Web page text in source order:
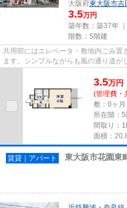
大阪府東大阪市吉
3.5万円
築年数：築37年
階数：5階建
共用部にはエレベータ・敷地内ごみ置
ます。シンプルながらも風の通り道が
ちらの物件はマンションです...
3.5万円
(管理費・
敷：0ヶ
所在階：
間取り：
面積：
賃貸｜アパート 東大阪市花園東